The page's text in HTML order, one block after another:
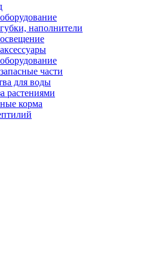
наполнители
части
для воды
растениями
корма